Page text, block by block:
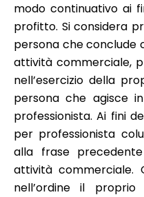
modo continuativo ai
profitto. Si considera
persona che
attività commerciale,
nell’esercizio della
persona che agisce
professionista. Ai fini
per professionista
alla frase
attività commerciale.
nell’ordine il